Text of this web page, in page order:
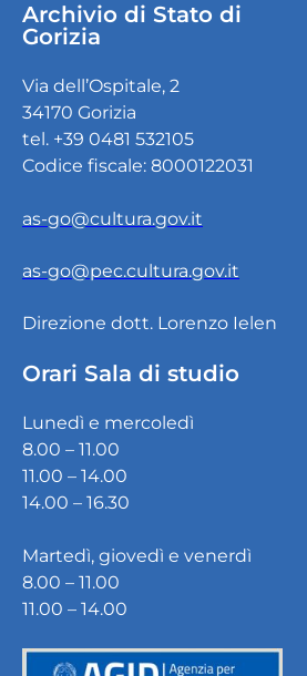
Archivio di Stato di
Gorizia
Via dell’Ospitale, 2
34170 Gorizia
tel. +39 0481 532105
Codice fiscale: 8000122031
as-go@cultura.gov.it
as-go@pec.cultura.gov.it
Direzione dott. Lorenzo Ielen
Orari Sala di studio
Lunedì e mercoledì
8.00 – 11.00
11.00 – 14.00
14.00 – 16.30
Martedì, giovedì e venerdì
8.00 – 11.00
11.00 – 14.00